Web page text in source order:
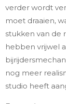
verder wordt
moet draaien,
stukken van de
hebben vrijwel
nog meer
studio heeft